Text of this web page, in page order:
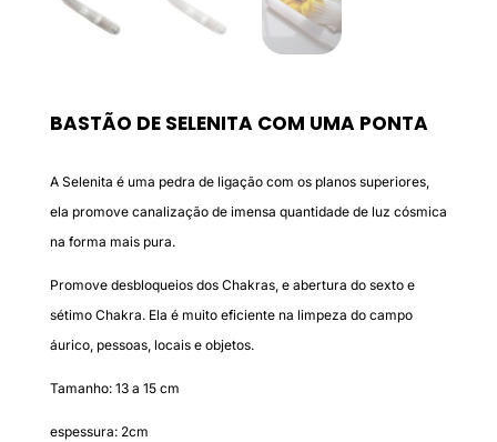
BASTÃO DE SELENITA COM UMA PONTA
A Selenita é uma pedra de ligação com os planos superiores,
ela promove canalização de imensa quantidade de luz cósmica
na forma mais pura.
Promove desbloqueios dos Chakras, e abertura do sexto e
sétimo Chakra. Ela é muito eficiente na limpeza do campo
áurico, pessoas, locais e objetos.
Tamanho: 13 a 15 cm
espessura: 2cm